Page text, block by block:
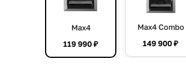
Max4
119 990 ₽
Max4 Combo
149 900 ₽